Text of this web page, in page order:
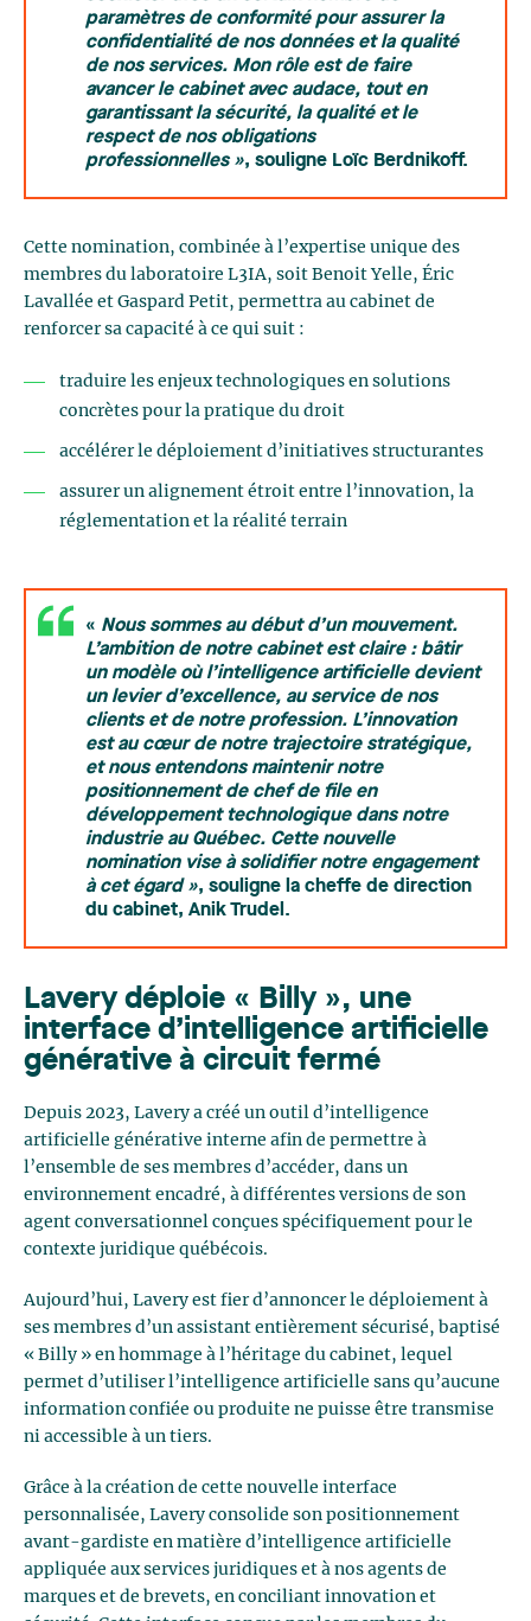
paramètres de conformité pour assurer la
confidentialité de nos données et la qualité
de nos services. Mon rôle est de faire
avancer le cabinet avec audace, tout en
garantissant la sécurité, la qualité et le
respect de nos obligations
professionnelles », souligne Loïc Berdnikoff.
Cette nomination, combinée à l’expertise unique des
membres du laboratoire L3IA, soit Benoit Yelle, Éric
Lavallée et Gaspard Petit, permettra au cabinet de
renforcer sa capacité à ce qui suit :
traduire les enjeux technologiques en solutions
concrètes pour la pratique du droit
accélérer le déploiement d’initiatives structurantes
assurer un alignement étroit entre l’innovation, la
réglementation et la réalité terrain
« Nous sommes au début d’un mouvement.
L’ambition de notre cabinet est claire : bâtir
un modèle où l’intelligence artificielle devient
un levier d’excellence, au service de nos
clients et de notre profession. L’innovation
est au cœur de notre trajectoire stratégique,
et nous entendons maintenir notre
positionnement de chef de file en
développement technologique dans notre
industrie au Québec. Cette nouvelle
nomination vise à solidifier notre engagement
à cet égard », souligne la cheffe de direction
du cabinet, Anik Trudel.
Lavery déploie « Billy », une
interface d’intelligence artificielle
générative à circuit fermé
Depuis 2023, Lavery a créé un outil d’intelligence
artificielle générative interne afin de permettre à
l’ensemble de ses membres d’accéder, dans un
environnement encadré, à différentes versions de son
agent conversationnel conçues spécifiquement pour le
contexte juridique québécois.
Aujourd’hui, Lavery est fier d’annoncer le déploiement à
ses membres d’un assistant entièrement sécurisé, baptisé
« Billy » en hommage à l’héritage du cabinet, lequel
permet d’utiliser l’intelligence artificielle sans qu’aucune
information confiée ou produite ne puisse être transmise
ni accessible à un tiers.
Grâce à la création de cette nouvelle interface
personnalisée, Lavery consolide son positionnement
avant-gardiste en matière d’intelligence artificielle
appliquée aux services juridiques et à nos agents de
marques et de brevets, en conciliant innovation et